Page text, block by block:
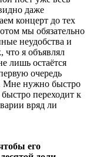
даже
концерт до тех
мы обязательно
неудобства и
что я объявлял
лишь остаётся
очередь
Мне нужно быстро
переходит к
вряд ли
его